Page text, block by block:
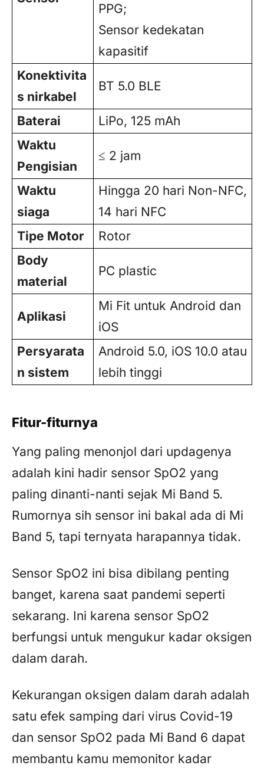
PPG;
Sensor kedekatan
kapasitif
Konektivita
s nirkabel
BT 5.0 BLE
Baterai
LiPo, 125 mAh
Waktu
Pengisian
≤ 2 jam
Waktu
siaga
Hingga 20 hari Non-NFC,
14 hari NFC
Tipe Motor
Rotor
Body
material
PC plastic
Aplikasi
Mi Fit untuk Android dan
iOS
Persyarata
n sistem
Android 5.0, iOS 10.0 atau
lebih tinggi
Fitur-fiturnya
Yang paling menonjol dari updagenya
adalah kini hadir sensor SpO2 yang
paling dinanti-nanti sejak Mi Band 5.
Rumornya sih sensor ini bakal ada di Mi
Band 5, tapi ternyata harapannya tidak.
Sensor SpO2 ini bisa dibilang penting
banget, karena saat pandemi seperti
sekarang. Ini karena sensor SpO2
berfungsi untuk mengukur kadar oksigen
dalam darah.
Kekurangan oksigen dalam darah adalah
satu efek samping dari virus Covid-19
dan sensor SpO2 pada Mi Band 6 dapat
membantu kamu memonitor kadar